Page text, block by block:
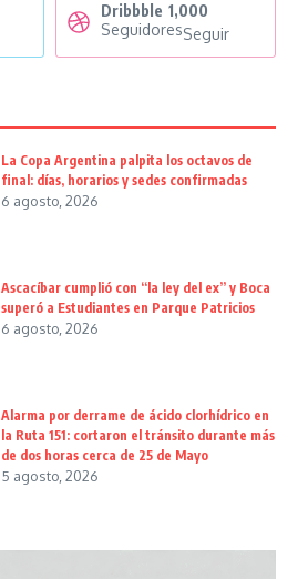
Dribbble 1,000
SeguidoresSeguir
La Copa Argentina palpita los octavos de
final: días, horarios y sedes confirmadas
6 agosto, 2026
Ascacíbar cumplió con “la ley del ex” y Boca
superó a Estudiantes en Parque Patricios
6 agosto, 2026
Alarma por derrame de ácido clorhídrico en
la Ruta 151: cortaron el tránsito durante más
de dos horas cerca de 25 de Mayo
5 agosto, 2026